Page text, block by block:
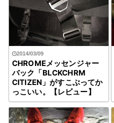
2014/03/09
CHROMEメッセンジャー
バック「BLCKCHRM
CITIZEN」がすこぶってか
っこいい。【レビュー】